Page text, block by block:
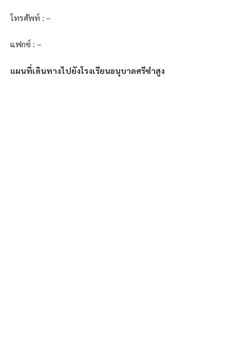
โทรศัพท์ : –
แฟกซ์ : –
แผนที่เดินทางไปยังโรงเรียนอนุบาลศรีซำสูง